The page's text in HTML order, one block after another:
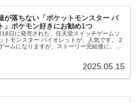
が落ちない「ポケットモンスター バ
」ポケモン好きにお勧め1つ
日に発売された、任天堂スイッチゲームソ
トモンスター バイオレットが、人気です。 2
ームになりますが、ストーリー完結後に、楽
べるゲームとして、注目されています。
2025.05.15